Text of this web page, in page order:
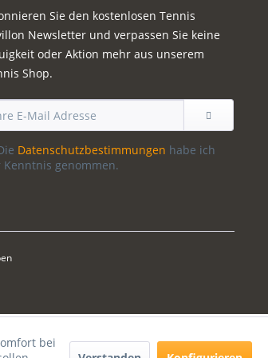
Sie den kostenlosen Tennis
Newsletter und verpassen Sie keine
oder Aktion mehr aus unserem
Shop.
Datenschutzbestimmungen habe ich
Kenntnis genommen.
bei